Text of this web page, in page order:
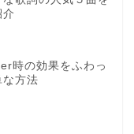
時の効果をふわっ
な方法